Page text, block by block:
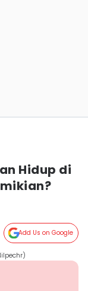
Hidup di
Add Us on Google